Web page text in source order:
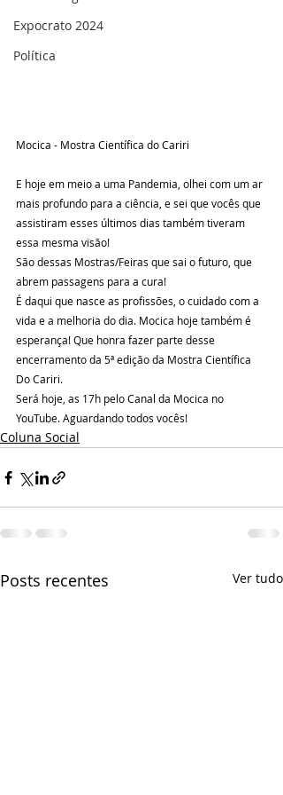
Expocrato 2024
Política
Mocica - Mostra Científica do Cariri
E hoje em meio a uma Pandemia, olhei com um ar
mais profundo para a ciência, e sei que vocês que
assistiram esses últimos dias também tiveram
essa mesma visão!
São dessas Mostras/Feiras que sai o futuro, que
abrem passagens para a cura!
É daqui que nasce as profissões, o cuidado com a
vida e a melhoria do dia. Mocica hoje também é
esperança! Que honra fazer parte desse
encerramento da 5ª edição da Mostra Científica
Do Cariri.
Será hoje, as 17h pelo Canal da Mocica no
YouTube. Aguardando todos vocês!
Coluna Social
Posts recentes Ver tudo